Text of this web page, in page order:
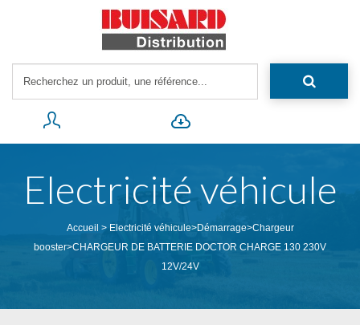
Electricité véhicule
Accueil > Electricité véhicule>Démarrage>Chargeur
booster>CHARGEUR DE BATTERIE DOCTOR CHARGE 130 230V
12V/24V